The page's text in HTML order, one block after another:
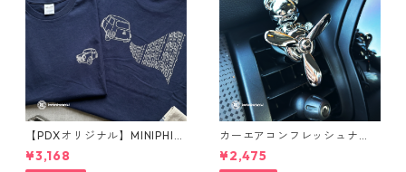
【PDXオリジナル】MINIPHIL
E Tシャツ
¥3,168
カーエアコンフレッシュナ
ー メタルベア（シルバー）
¥2,475